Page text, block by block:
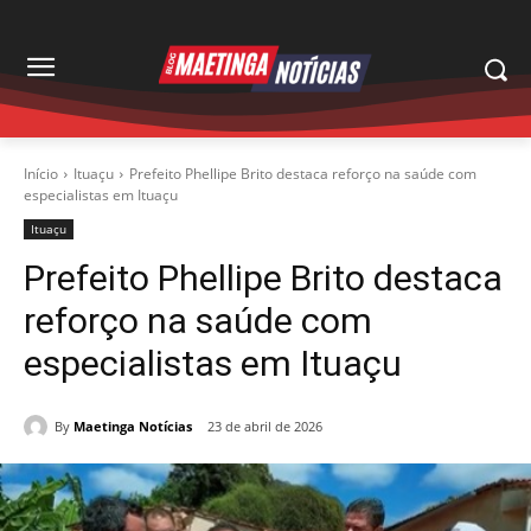
Início Ituaçu
Prefeito Phellipe Brito destaca reforço na saúde com
especialistas em Ituaçu
Ituaçu
Prefeito Phellipe Brito destaca
reforço na saúde com
especialistas em Ituaçu
By Maetinga Notícias 23 de abril de 2026